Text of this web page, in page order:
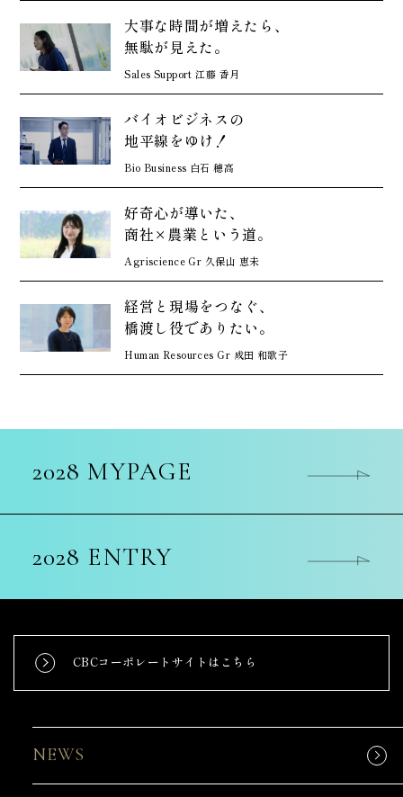
大事な時間が増えたら、
無駄が見えた。
Sales Support 江藤 香月
バイオビジネスの
地平線をゆけ！
Bio Business 白石 穂高
好奇心が導いた、
商社×農業という道。
Agriscience Gr 久保山 恵未
経営と現場をつなぐ、
橋渡し役でありたい。
Human Resources Gr 成田 和歌子
2028 MYPAGE
2028 ENTRY
CBCコーポレートサイトはこちら
NEWS